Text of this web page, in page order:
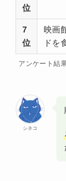
位
7
位
映画
ドを
アンケート結
シネコ